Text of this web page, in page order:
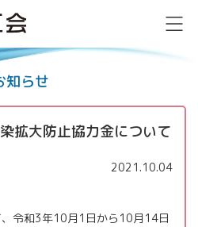
知らせ
拡大防止協力金について
2021.10.04
令和3年10月1日から10月14日